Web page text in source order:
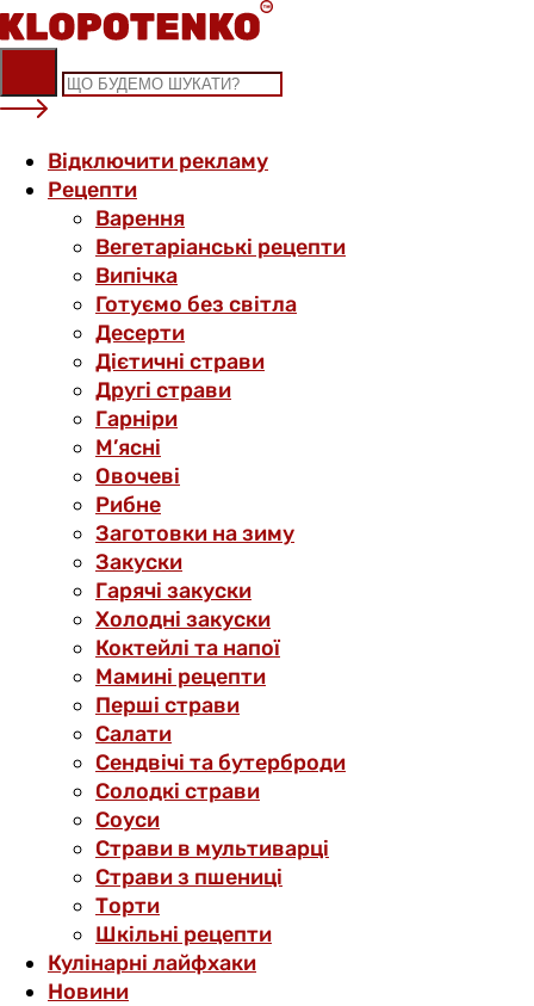
Skip
to
content
Відключити рекламу
Рецепти
Варення
Вегетаріанські рецепти
Випічка
Готуємо без світла
Десерти
Дієтичні страви
Другі страви
Гарніри
М’ясні
Овочеві
Рибне
Заготовки на зиму
Закуски
Гарячі закуски
Холодні закуски
Коктейлі та напої
Мамині рецепти
Перші страви
Салати
Сендвічі та бутерброди
Солодкі страви
Соуси
Страви в мультиварці
Страви з пшениці
Торти
Шкільні рецепти
Кулінарні лайфхаки
Новини